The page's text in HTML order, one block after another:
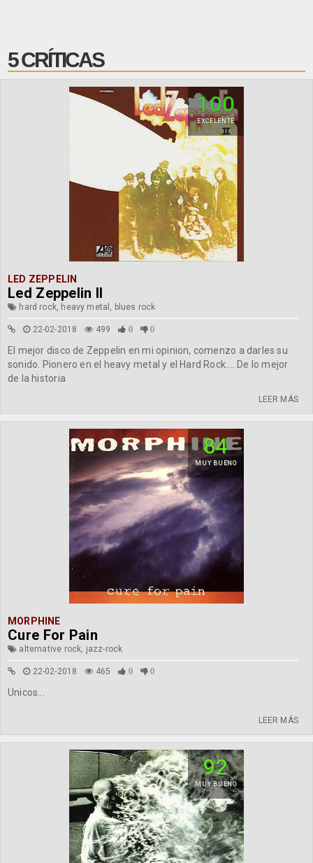
5 CRÍTICAS
100
EXCELENTE
LED ZEPPELIN
Led Zeppelin II
hard rock, heavy metal, blues rock
22-02-2018 499 0 0
El mejor disco de Zeppelin en mi opinion, comenzo a darles su
sonido. Pionero en el heavy metal y el Hard Rock.... De lo mejor
de la historia
LEER MÁS
84
MUY BUENO
MORPHINE
Cure For Pain
alternative rock, jazz-rock
22-02-2018 465 0 0
Unicos...
LEER MÁS
92
MUY BUENO